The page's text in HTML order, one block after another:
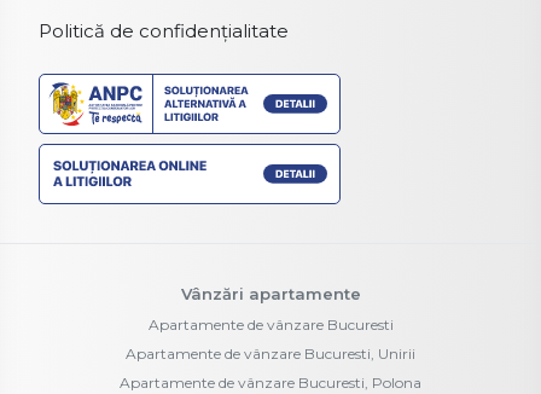
Politică de confidențialitate
Vânzări apartamente
Apartamente de vânzare Bucuresti
Apartamente de vânzare Bucuresti, Unirii
Apartamente de vânzare Bucuresti, Polona